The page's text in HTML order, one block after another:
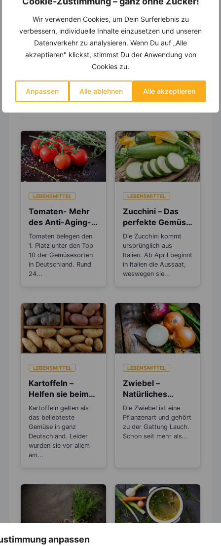
Wir verwenden Cookies, um Dein Surferlebnis zu
verbessern, individuelle Inhalte einzusetzen und unseren
Datenverkehr zu analysieren. Wenn Du auf „Alle
akzeptieren" klickst, stimmst Du der Anwendung von
Cookies zu.
Anpassen Alle ablehnen Alle akzeptieren
anpassen
Einkaufsliste und noch mehr?
Entdecke dieinvikoo-Mitgliedschaft und erhalte
viele hilfreiche und zeitsparende Möglichkeiten,
um Deine Ernährung optimal zu gestalten.
Erfahre mehr über die Zutaten
dieses Rezepts
LEBENSMITTEL
Tomaten- Mehr
des Anti-Aging-
Stoffs Lycopin
durchs
Einkochen?
Tomaten belegen den
1. Platz unter den Top
10 der Gemüsesorten
in Deutschland. Rund
24...
LEBENSMITTEL
Zucchini – Das
perfekte Gemüse
zum Abnehmen
Die Zucchini kommt
ursprünglich aus
Italien. Ab April beginnt
in Italien die Aussaat,
weswegen sie...
LEBENSMITTEL
Kartoffeln –
Helfen sie beim
Abnehmen oder
machen sie dick?
Kartoffeln gelten als
das beliebteste
Gemüse in ganz
Deutschland. Leider
wurden sie vor allem
am...
LEBENSMITTEL
Zwiebel –
Natürliches
Antibiotikum und
„Wunder“-
Heilmittel
Die Zwiebel ist eine
Pflanzenart und gehört
zu der Gattung Lauch.
Schon seit mehr als...